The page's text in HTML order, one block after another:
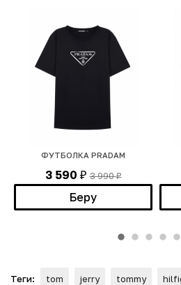
ФУТБОЛКА PRADAM
3 590 ₽ 3 990₽
Беру
Теги: tom jerry tommy